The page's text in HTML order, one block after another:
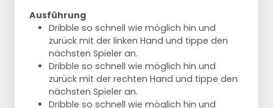
Ausführung
Dribble so schnell wie möglich hin und
zurück mit der linken Hand und tippe den
nächsten Spieler an.
Dribble so schnell wie möglich hin und
zurück mit der rechten Hand und tippe den
nächsten Spieler an.
Dribble so schnell wie möglich hin und